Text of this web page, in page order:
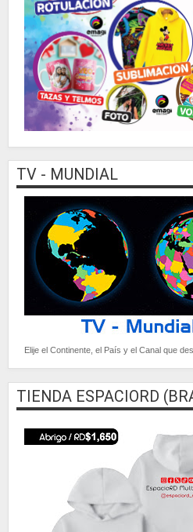
TV - MUNDIAL
Elije el Continente, el País y el Canal que
TIENDA ESPACIORD